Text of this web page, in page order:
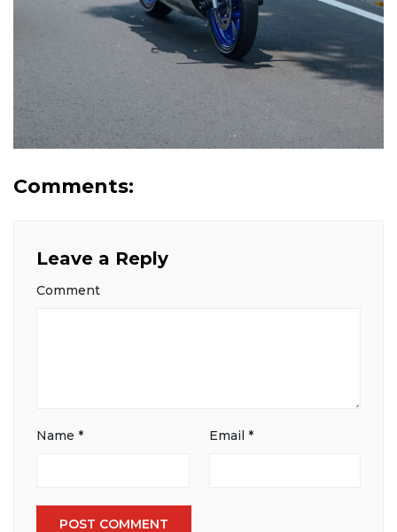
Comments:
Leave a Reply
Comment
Name * Email *